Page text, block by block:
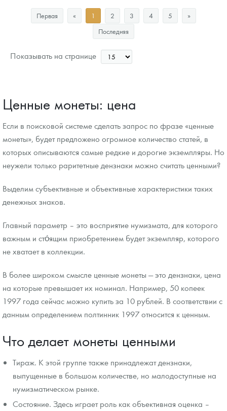
202 629 Руб.
Цена выкупа
Звоните
Первая « 1 2 3 4 5
»
Последняя
Показывать на странице
Ценные монеты: цена
Если в поисковой системе сделать запрос по фразе «ценные
монеты», будет предложено огромное количество статей, в
которых описываются самые редкие и дорогие экземпляры. Но
неужели только раритетные дензнаки можно считать ценными?
Выделим субъективные и объективные характеристики таких
денежных знаков.
Главный параметр – это восприятие нумизмата, для которого
важным и сто́ящим приобретением будет экземпляр, которого
не хватает в коллекции.
В более широком смысле ценные монеты — это дензнаки, цена
на которые превышает их номинал. Например, 50 копеек
1997 года сейчас можно купить за 10 рублей. В соответствии с
данным определением полтинник 1997 относится к ценным.
Что делает монеты ценными
Тираж. К этой группе также принадлежат дензнаки,
выпущенные в большом количестве, но малодоступные на
нумизматическом рынке.
Состояние. Здесь играет роль как объективная оценка –